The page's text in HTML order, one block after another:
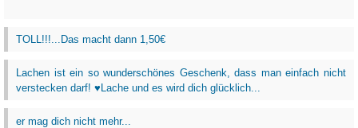
TOLL!!!...Das macht dann 1,50€
Lachen ist ein so wunderschönes Geschenk, dass man einfach nicht
verstecken darf! ♥Lache und es wird dich glücklich...
er mag dich nicht mehr...